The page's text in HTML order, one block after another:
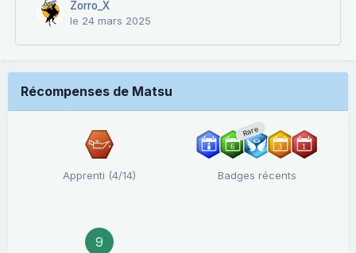
Zorro_X
le 24 mars 2025
Récompenses de Matsu
Apprenti (4/14)
Rare
Badges récents
9